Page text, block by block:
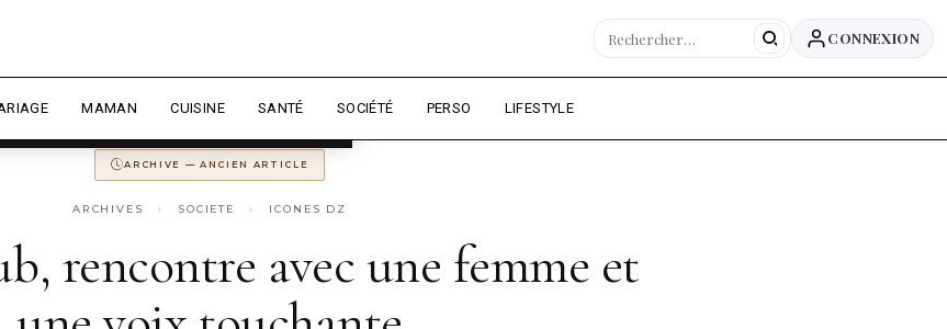
et mesurer l'audience. CONNEXION
MAMAN CUISINE SANTÉ SOCIÉTÉ PERSO LIFESTYLE
ARCHIVE — ANCIEN ARTICLE
ARCHIVES › SOCIETE › ICONES DZ
rencontre avec une femme et